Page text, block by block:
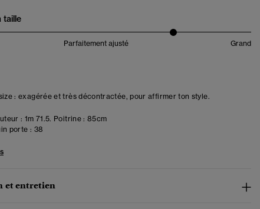
taille
Parfaitement ajusté Grand
: exagérée et très décontractée, pour affirmer ton style.
: 1m 71.5. Poitrine : 85cm
porte : 38
et entretien